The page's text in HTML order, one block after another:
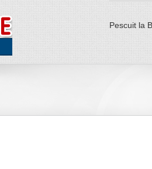
Pescuit la